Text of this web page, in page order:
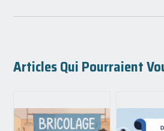
Articles Qui Pourraient